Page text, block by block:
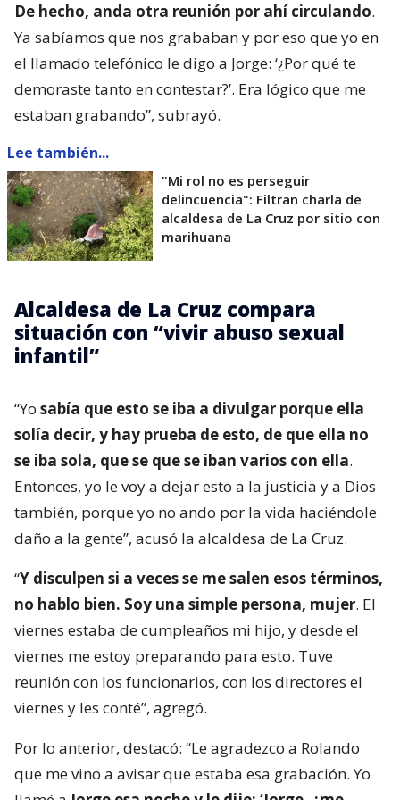
De hecho, anda otra reunión por ahí circulando.
Ya sabíamos que nos grababan y por eso que yo en
el llamado telefónico le digo a Jorge: ‘¿Por qué te
demoraste tanto en contestar?’. Era lógico que me
estaban grabando”, subrayó.
Lee también...
"Mi rol no es perseguir
delincuencia": Filtran charla de
alcaldesa de La Cruz por sitio con
marihuana
Alcaldesa de La Cruz compara
situación con “vivir abuso sexual
infantil”
“Yo sabía que esto se iba a divulgar porque ella
solía decir, y hay prueba de esto, de que ella no
se iba sola, que se que se iban varios con ella.
Entonces, yo le voy a dejar esto a la justicia y a Dios
también, porque yo no ando por la vida haciéndole
daño a la gente”, acusó la alcaldesa de La Cruz.
“Y disculpen si a veces se me salen esos términos,
no hablo bien. Soy una simple persona, mujer. El
viernes estaba de cumpleaños mi hijo, y desde el
viernes me estoy preparando para esto. Tuve
reunión con los funcionarios, con los directores el
viernes y les conté”, agregó.
Por lo anterior, destacó: “Le agradezco a Rolando
que me vino a avisar que estaba esa grabación. Yo